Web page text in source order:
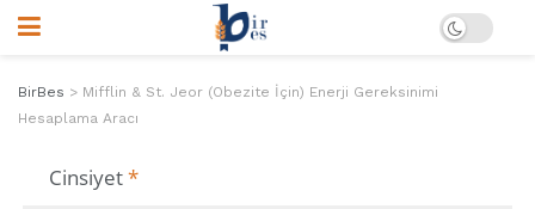
BirBes > Mifflin & St. Jeor (Obezite İçin) Enerji Gereksinimi
Hesaplama Aracı
Cinsiyet*